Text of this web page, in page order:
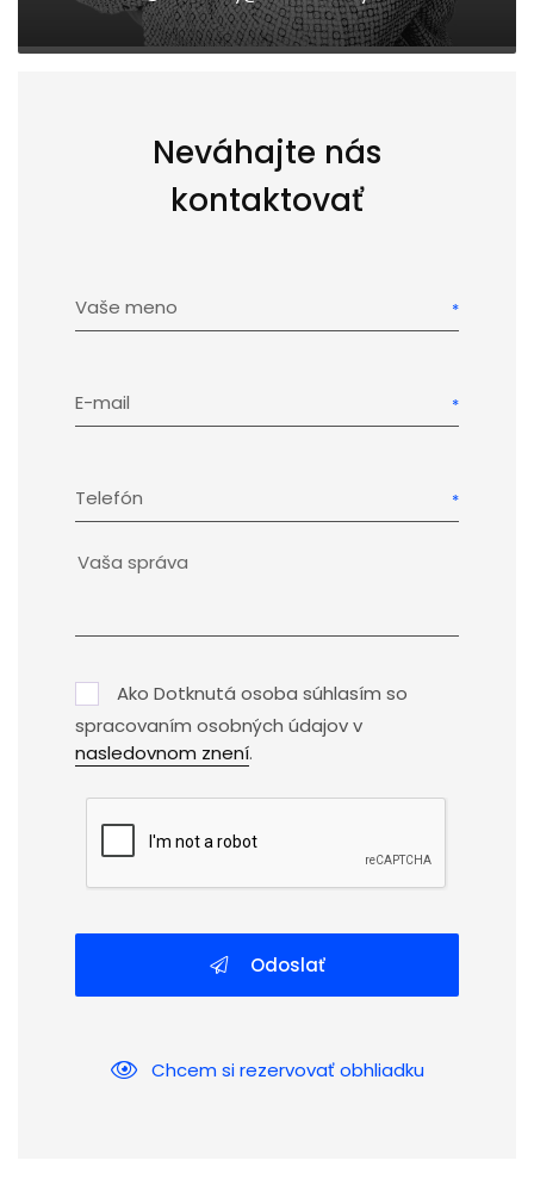
Neváhajte nás
kontaktovať
Vaše meno
E-mail
Telefón
Ako Dotknutá osoba súhlasím so
spracovaním osobných údajov v
nasledovnom znení.
Odoslať
Chcem si rezervovať obhliadku